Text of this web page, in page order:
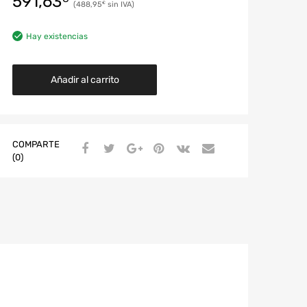
488,95€
Hay existencias
Añadir al carrito
COMPARTE
(0)